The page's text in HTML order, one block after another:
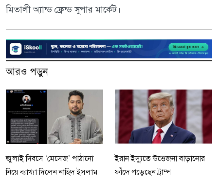
মিতালী অ্যান্ড ফ্রেন্ড সুপার মার্কেট।
আরও পড়ুন
জুলাই দিবসে ‘মেসেজ’ পাঠানো
নিয়ে ব্যাখ্যা দিলেন নাহিদ ইসলাম
ইরান ইস্যুতে উত্তেজনা বাড়ানোর
ফাঁদে পড়েছেন ট্রাম্প